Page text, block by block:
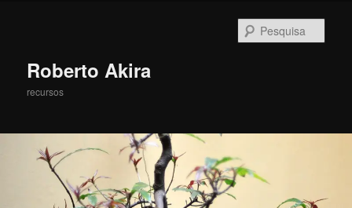
Roberto Akira
recursos